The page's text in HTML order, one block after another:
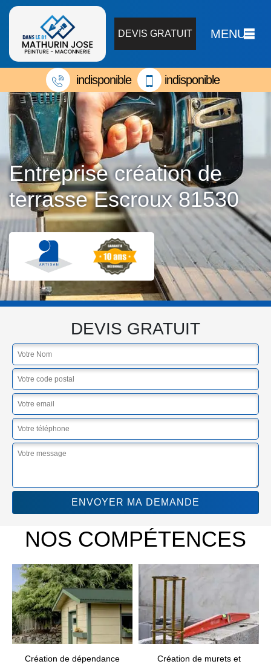
DEVIS GRATUIT MENU
indisponible indisponible
Entreprise création de
terrasse Escroux 81530
DEVIS GRATUIT
NOS COMPÉTENCES
Création de dépendance
Création de murets et